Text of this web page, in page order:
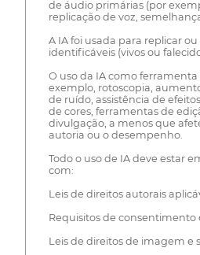
de áudio primárias (por
replicação de voz,
A IA foi usada para replicar
identificáveis (vivos ou
O uso da IA como
exemplo, rotoscopia,
de ruído, assistência de
de cores, ferramentas de
divulgação, a menos que
autoria ou o desempenho.
Todo o uso de IA deve estar
com:
Leis de direitos autorais
Requisitos de consentimento
Leis de direitos de imagem e